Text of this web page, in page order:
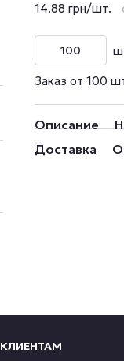
14.88 грн/шт.
Заказ от 100
Описание
Доставка
КЛИЕНТАМ